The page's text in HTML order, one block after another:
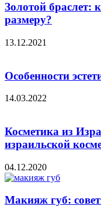
Золотой браслет:
размеру?
13.12.2021
Особенности
14.03.2022
Косметика из
израильской
04.12.2020
Макияж губ: